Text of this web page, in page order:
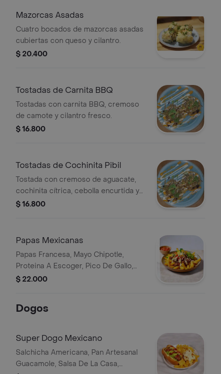
Mazorcas Asadas
Cuatro bocados de mazorcas asadas
cubiertas con queso y cilantro.
$ 20.400
Tostadas de Carnita BBQ
Tostadas con carnita BBQ, cremoso
de camote y cilantro fresco.
$ 16.800
Tostadas de Cochinita Pibil
Tostada con cremoso de aguacate,
cochinita cítrica, cebolla encurtida y
cilantro.
$ 16.800
Papas Mexicanas
Papas Francesa, Mayo Chipotle,
Proteina A Escoger, Pico De Gallo,
Sour Cream, Queso Costeno,
$ 22.000
Dogos
Super Dogo Mexicano
Salchicha Americana, Pan Artesanal
Guacamole, Salsa De La Casa,